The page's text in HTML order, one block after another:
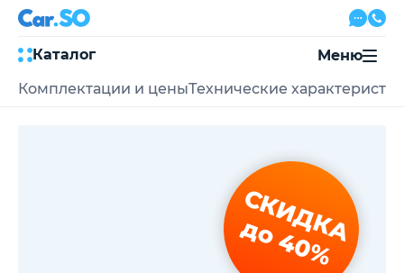
Каталог
Меню
Комплектации и ценыТехнические
СКИДКА
до 40%